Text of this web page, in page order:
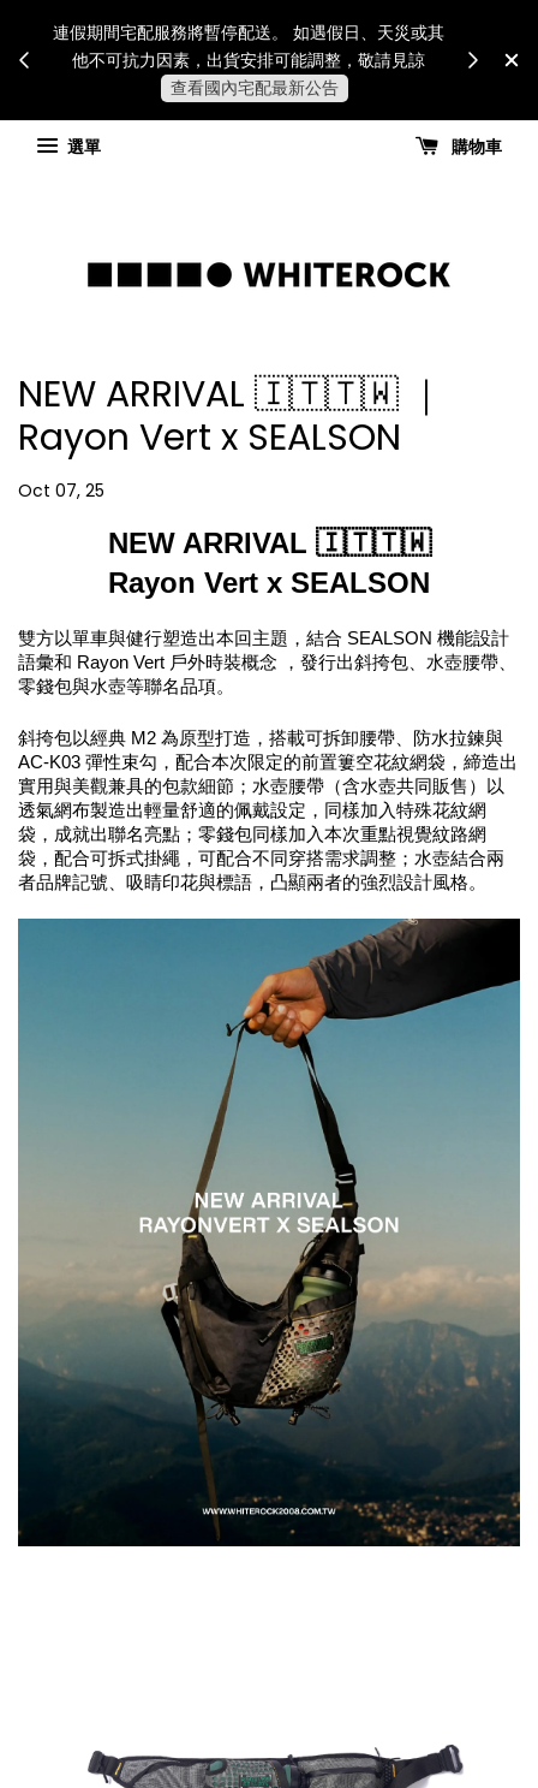
連假期間宅配服務將暫停配送。 如遇假日、天災或其
他不可抗力因素，出貨安排可能調整，敬請見諒
查看國內宅配最新公告
for all
國
選單
購物車
NEW ARRIVAL 🇮🇹🇹🇼 ｜
Rayon Vert x SEALSON
Oct 07, 25
NEW ARRIVAL 🇮🇹🇹🇼
Rayon Vert x SEALSON
雙方以單車與健行塑造出本回主題，結合 SEALSON 機能設計
語彙和 Rayon Vert 戶外時裝概念 ，發行出斜挎包、水壺腰帶、
零錢包與水壺等聯名品項。
斜挎包以經典 M2 為原型打造，搭載可拆卸腰帶、防水拉鍊與
AC-K03 彈性束勾，配合本次限定的前置簍空花紋網袋，締造出
實用與美觀兼具的包款細節；水壺腰帶（含水壺共同販售）以
透氣網布製造出輕量舒適的佩戴設定，同樣加入特殊花紋網
袋，成就出聯名亮點；零錢包同樣加入本次重點視覺紋路網
袋，配合可拆式掛繩，可配合不同穿搭需求調整；水壺結合兩
者品牌記號、吸睛印花與標語，凸顯兩者的強烈設計風格。